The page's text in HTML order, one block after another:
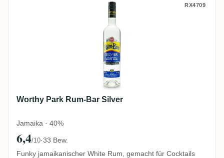
Worthy Park Rum-Bar Silver RX4709
Worthy Park Rum-Bar Silver
Jamaika · 40%
6,4/10·33 Bew.
Funky jamaikanischer White Rum, gemacht für Cocktails